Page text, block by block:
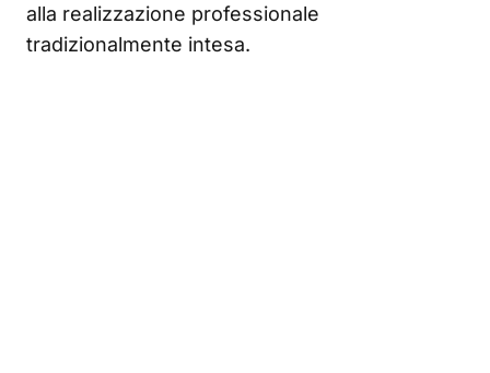
alla realizzazione professionale
tradizionalmente intesa.